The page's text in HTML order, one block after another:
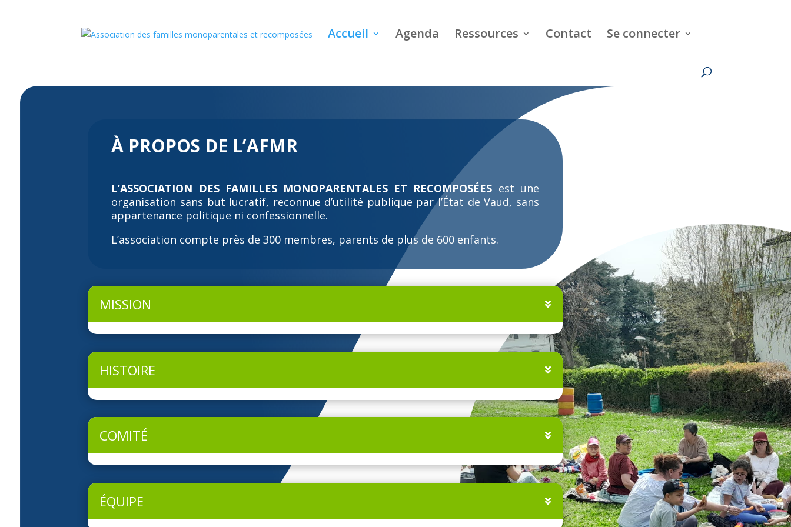
Accueil Agenda Ressources Contact Se connecter
À PROPOS DE L’AFMR
L’ASSOCIATION DES FAMILLES MONOPARENTALES ET RECOMPOSÉES est une
organisation sans but lucratif, reconnue d’utilité publique par l’État de Vaud, sans
appartenance politique ni confessionnelle.
L’association compte près de 300 membres, parents de plus de 600 enfants.
MISSION
HISTOIRE
COMITÉ
ÉQUIPE